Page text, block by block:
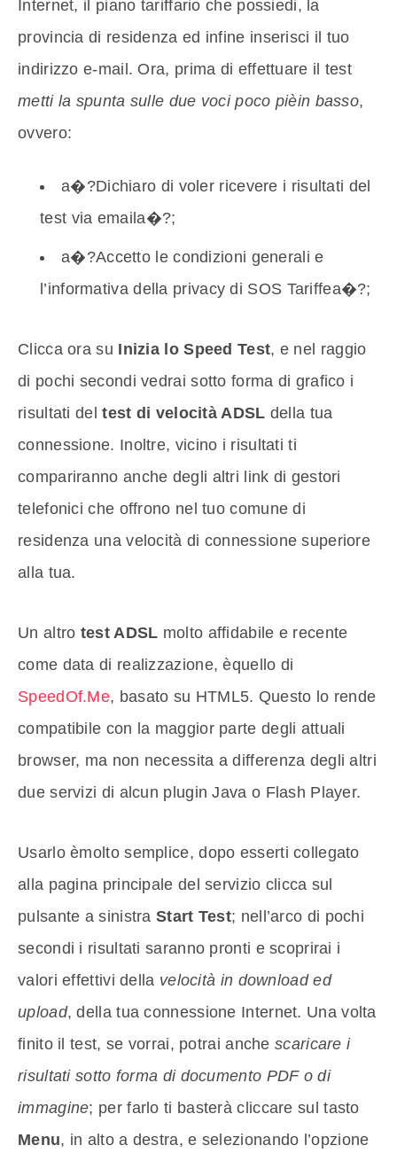
Internet, il piano tariffario che possiedi, la
provincia di residenza ed infine inserisci il tuo
indirizzo e-mail. Ora, prima di effettuare il test
metti la spunta sulle due voci poco pièin basso,
ovvero:
a�?Dichiaro di voler ricevere i risultati del
test via emaila�?;
a�?Accetto le condizioni generali e
l’informativa della privacy di SOS Tariffea�?;
Clicca ora su Inizia lo Speed Test, e nel raggio
di pochi secondi vedrai sotto forma di grafico i
risultati deltest di velocità ADSL della tua
connessione. Inoltre, vicino i risultati ti
compariranno anche degli altri link di gestori
telefonici che offrono nel tuo comune di
residenza una velocità di connessione superiore
alla tua.
Un altro test ADSL molto affidabile e recente
come data di realizzazione, èquello di
SpeedOf.Me, basato su HTML5. Questo lo rende
compatibile con la maggior parte degli attuali
browser, ma non necessita a differenza degli altri
due servizi di alcun plugin Java o Flash Player.
Usarlo èmolto semplice, dopo esserti collegato
alla pagina principale del servizio clicca sul
pulsante a sinistraStart Test; nell’arco di pochi
secondi i risultati saranno pronti e scoprirai i
valori effettivi della velocità in download ed
upload, della tua connessione Internet. Una volta
finito il test, se vorrai, potrai anchescaricare i
risultati sotto forma di documento PDF o di
immagine; per farlo ti basterà cliccare sul tasto
Menu, in alto a destra, e selezionando l’opzione